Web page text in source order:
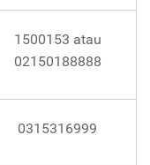
1500153 atau
02150188888
0315316999